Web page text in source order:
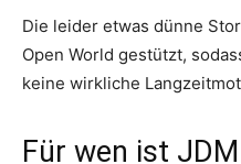
Die leider etwas dünne
Open World gestützt,
keine wirkliche
Für wen ist